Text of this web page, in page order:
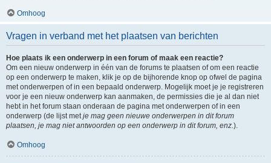
Omhoog
Vragen in verband met het plaatsen van berichten
Hoe plaats ik een onderwerp in een forum of maak een reactie?
Om een nieuw onderwerp in één van de forums te plaatsen of om een reactie
op een onderwerp te maken, klik je op de bijhorende knop op ofwel de pagina
met onderwerpen of in een bepaald onderwerp. Mogelijk moet je je registreren
voor je een nieuw onderwerp kan aanmaken, de permissies die je al dan niet
hebt in het forum staan onderaan de pagina met onderwerpen of in een
onderwerp (de lijst metje mag geen nieuwe onderwerpen in dit forum
plaatsen, je mag niet antwoorden op een onderwerp in dit forum, enz.).
Omhoog